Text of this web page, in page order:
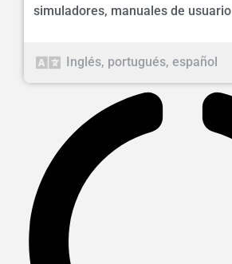
simuladores, manuales de usuario
Inglés, portugués, español